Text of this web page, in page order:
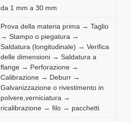
da 1 mm a 30 mm
Prova della materia prima → Taglio
→ Stampo o piegatura →
Saldatura (longitudinale) → Verifica
delle dimensioni → Saldatura a
flange → Perforazione →
Calibrazione → Deburr →
Galvanizzazione o rivestimento in
polvere,verniciatura →
ricalibrazione → filo → pacchetti